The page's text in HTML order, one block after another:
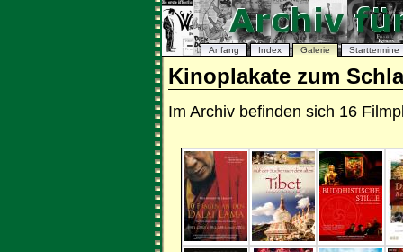
Anfang Index Galerie Starttermine
Kinoplakate zum
Im Archiv befinden sich 16